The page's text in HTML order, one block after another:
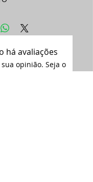
há avaliações
opinião. Seja o